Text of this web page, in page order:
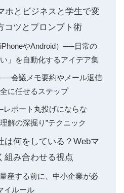
ホとビジネスと学生で変
コツとプロンプト術
やAndroid）──日常の
」を自動化するアイデア集
会議メモ要約やメール返信
に任せるステップ
ポート丸投げにならな
解の深掘り”テクニック
は何をしている？Webマ
組み合わせる視点
産する前に、中小企業が必
イルール